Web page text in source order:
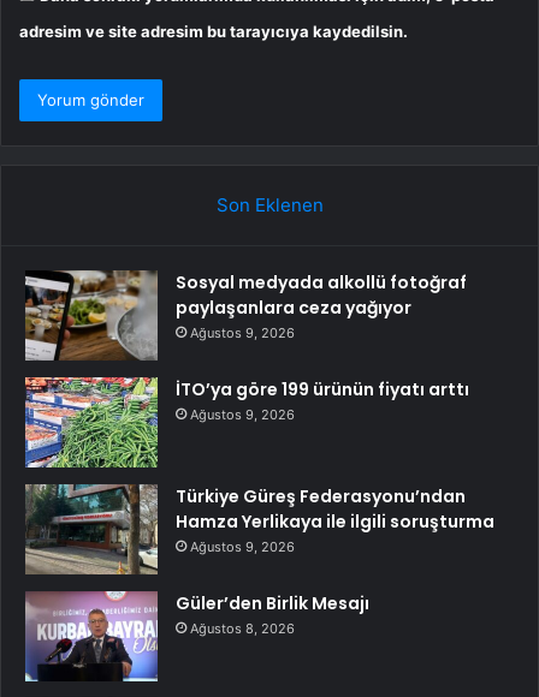
adresim ve site adresim bu tarayıcıya kaydedilsin.
Son Eklenen
Sosyal medyada alkollü fotoğraf
paylaşanlara ceza yağıyor
Ağustos 9, 2026
İTO’ya göre 199 ürünün fiyatı arttı
Ağustos 9, 2026
Türkiye Güreş Federasyonu’ndan
Hamza Yerlikaya ile ilgili soruşturma
Ağustos 9, 2026
Güler’den Birlik Mesajı
Ağustos 8, 2026